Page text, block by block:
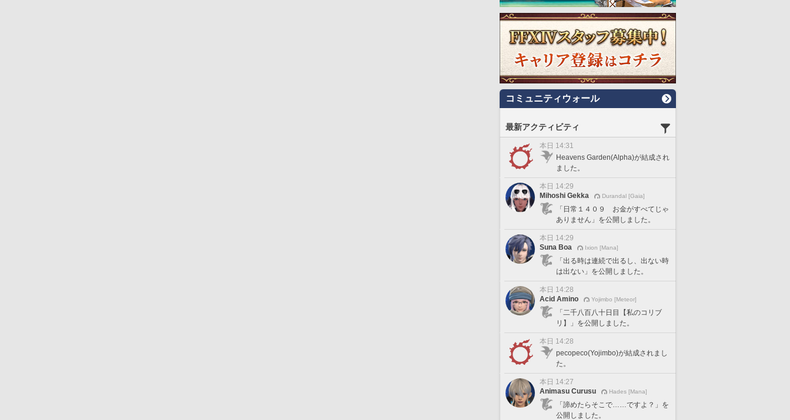
コミュニティウォール
最新アクティビティ
本日 14:31
Heavens Garden(Alpha)が結成され
ました。
本日 14:29
Mihoshi Gekka
Durandal [Gaia]
「日常１４０９ お金がすべてじゃ
ありません」を公開しました。
本日 14:29
Suna Boa
Ixion [Mana]
「出る時は連続で出るし、出ない時
は出ない」を公開しました。
本日 14:28
Acid Amino
Yojimbo [Meteor]
「二千八百八十日目【私のコリブ
リ】」を公開しました。
本日 14:28
pecopeco(Yojimbo)が結成されまし
た。
本日 14:27
Animasu Curusu
Hades [Mana]
「諦めたらそこで……ですよ？」を
公開しました。